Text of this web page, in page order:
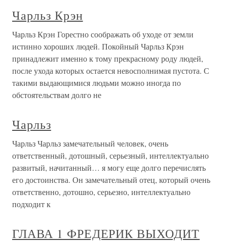
Чарльз Крэн
Чарльз Крэн Горестно соображать об уходе от земли
истинно хороших людей. Покойный Чарльз Крэн
принадлежит именно к тому прекрасному роду людей,
после ухода которых остается невосполнимая пустота. С
такими выдающимися людьми можно иногда по
обстоятельствам долго не
Чарльз
Чарльз Чарльз замечательный человек, очень
ответственный, дотошный, серьезный, интеллектуально
развитый, начитанный… я могу еще долго перечислять
его достоинства. Он замечательный отец, который очень
ответственно, дотошно, серьезно, интеллектуально
подходит к
ГЛАВА 1 ФРЕДЕРИК ВЫХОДИТ